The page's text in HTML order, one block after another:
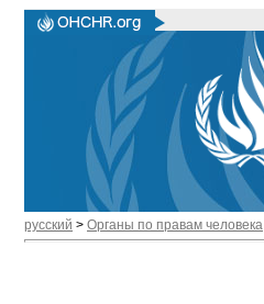
русский > Органы по правам человека